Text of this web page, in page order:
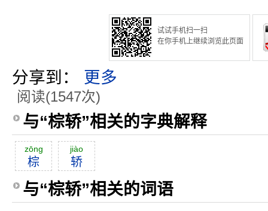
试试手机扫一扫
在你手机上继续浏览此页面
分享到： 更多
阅读(1547次)
与“棕轿”相关的字典解释
zōng
棕
jiào
轿
与“棕轿”相关的词语